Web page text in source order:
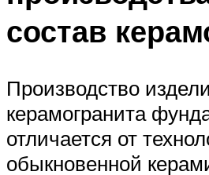
состав
Производство
керамогранита
отличается от
обыкновенной